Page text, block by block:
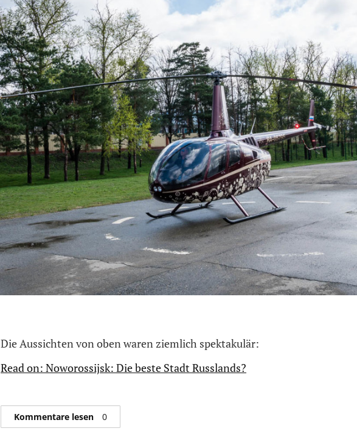
Die Aussichten von oben waren ziemlich spektakulär:
Read on: Noworossijsk: Die beste Stadt Russlands?
Kommentare lesen 0